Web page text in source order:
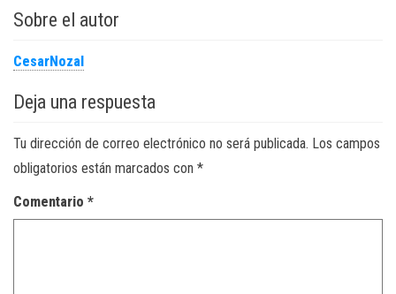
Sobre el autor
CesarNozal
Deja una respuesta
Tu dirección de correo electrónico no será publicada. Los campos
obligatorios están marcados con *
Comentario *